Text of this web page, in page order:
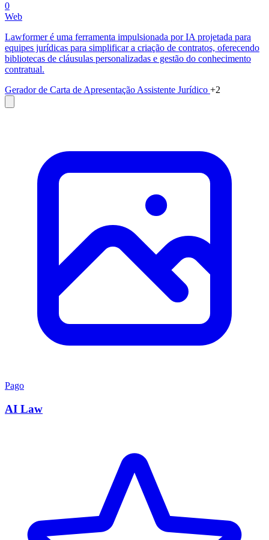
0
Web
Lawformer é uma ferramenta impulsionada por IA projetada para
equipes jurídicas para simplificar a criação de contratos, oferecendo
bibliotecas de cláusulas personalizadas e gestão do conhecimento
contratual.
Gerador de Carta de Apresentação Assistente Jurídico +2
Pago
AI Law